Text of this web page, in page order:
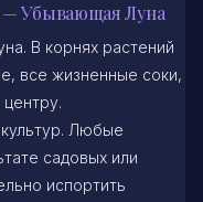
— Убывающая Луна
В корнях растений
все жизненные соки,
Любые
садовых или
испортить